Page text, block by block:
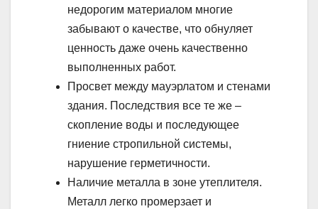
недорогим материалом многие
забывают о качестве, что обнуляет
ценность даже очень качественно
выполненных работ.
Просвет между мауэрлатом и стенами
здания. Последствия все те же –
скопление воды и последующее
гниение стропильной системы,
нарушение герметичности.
Наличие металла в зоне утеплителя.
Металл легко промерзает и